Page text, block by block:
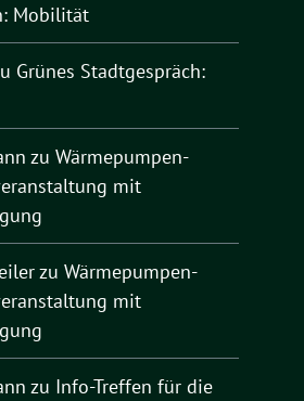
Mobilität
Grünes Stadtgespräch:
zu Wärmepumpen-
mit
zu Wärmepumpen-
mit
zu Info-Treffen für die